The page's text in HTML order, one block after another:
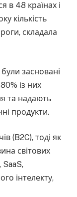
в 48 країнах і
кількість
складала
засновані
із них
та надають
продукти.
(B2C), тоді як
світових
SaaS,
інтелекту,